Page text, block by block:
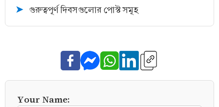
➤ গুরুত্বপূর্ণ দিবসগুলোর পোস্ট সমূহ
Your Name: